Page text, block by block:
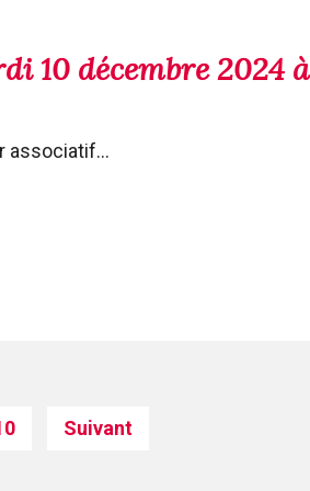
10 décembre 2024 à
associatif...
Suivant